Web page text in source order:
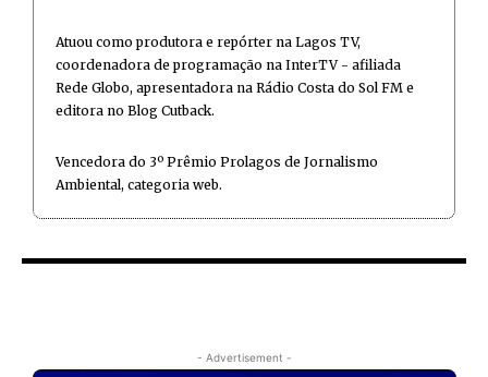
Atuou como produtora e repórter na Lagos TV,
coordenadora de programação na InterTV - afiliada
Rede Globo, apresentadora na Rádio Costa do Sol FM e
editora no Blog Cutback.
Vencedora do 3º Prêmio Prolagos de Jornalismo
Ambiental, categoria web.
- Advertisement -